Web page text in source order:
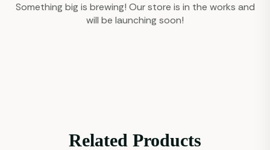
Something big is brewing! Our store is in the works and
will be launching soon!
Related Products